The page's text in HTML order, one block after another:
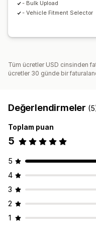
- Bulk Upload
- Vehicle Fitment Selector
Tüm ücretler USD cinsinden
ücretler 30 günde bir
Değerlendirmeler
Toplam puan
5
5
4
3
2
1